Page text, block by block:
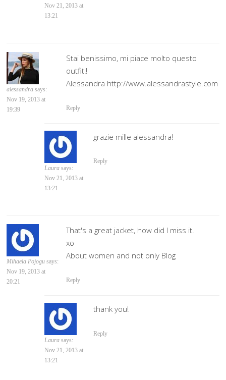
Nov 21, 2013 at
13:21
alessandra says:
Nov 19, 2013 at
19:39
Stai benissimo, mi piace molto questo
outfit!!
Alessandra http://www.alessandrastyle.com
Reply
Laura says:
Nov 21, 2013 at
13:21
grazie mille alessandra!
Reply
Mihaela Pojogu says:
Nov 19, 2013 at
20:21
That's a great jacket, how did I miss it.
xo
About women and not only Blog
Reply
Laura says:
Nov 21, 2013 at
13:21
thank you!
Reply